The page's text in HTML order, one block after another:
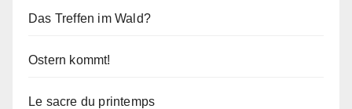
Das Treffen im Wald?
Ostern kommt!
Le sacre du printemps